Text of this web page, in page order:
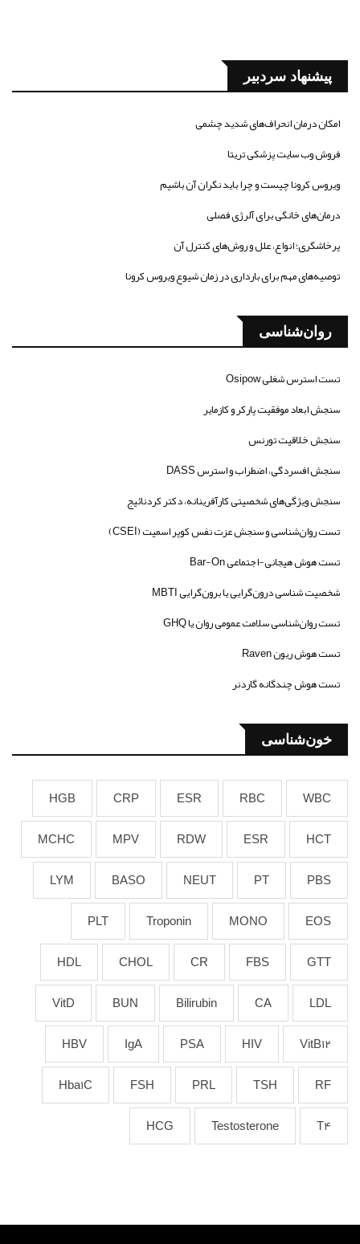
پیشنهاد سردبیر
امکان درمان انحراف‌های شدید چشمی
فروش وب سایت پزشکی تریتا
ویروس کرونا چیست و چرا باید نگران آن باشیم
درمان‌های خانگی برای آلرژی فصلی
پرخاشگری؛ انواع، علل و روش‌های کنترل آن
توصیه‌های مهم برای بارداری در زمان شیوع ویروس کرونا
روان‌شناسی
تست استرس شغلی Osipow
سنجش ابعاد موفقیت پارکر و کازمایر
سنجش خلاقیت تورنس
سنجش افسردگی، اضطراب و استرس DASS
سنجش ویژگی‌های شخصیتی کارآفرینانه، دکتر کردنائیج
تست روان‌شناسی و سنجش عزت نفس کوپر اسمیت (CSEI)
تست هوش هیجانی-اجتماعی Bar-On
شخصیت شناسی درون‌گرایی یا برون‌گرایی MBTI
تست روان‌شناسی سلامت عمومی روان یا GHQ
تست هوش ریون Raven
تست هوش چندگانه گاردنر
خون‌شناسی
WBC
RBC
ESR
CRP
HGB
HCT
ESR
RDW
MPV
MCHC
PBS
PT
NEUT
BASO
LYM
EOS
MONO
Troponin
PLT
GTT
FBS
CR
CHOL
HDL
LDL
CA
Bilirubin
BUN
VitD
VitB12
HIV
PSA
IgA
HBV
RF
TSH
PRL
FSH
Hba1C
T4
Testosterone
HCG